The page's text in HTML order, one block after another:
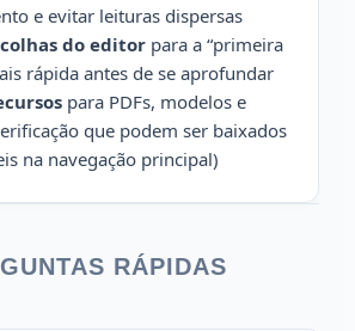
e evitar leituras dispersas
do editor para a “primeira
rápida antes de se aprofundar
para PDFs, modelos e
que podem ser baixados
na navegação principal)
RÁPIDAS